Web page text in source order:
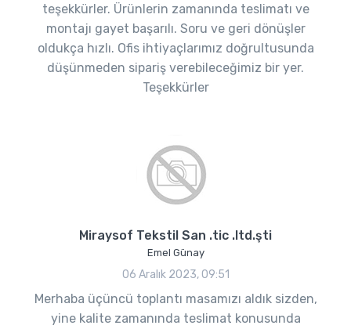
teşekkürler. Ürünlerin zamanında teslimatı ve
montajı gayet başarılı. Soru ve geri dönüşler
oldukça hızlı. Ofis ihtiyaçlarımız doğrultusunda
düşünmeden sipariş verebileceğimiz bir yer.
Teşekkürler
Miraysof Tekstil San .tic .ltd.şti
Emel Günay
06 Aralık 2023, 09:51
Merhaba üçüncü toplantı masamızı aldık sizden,
yine kalite zamanında teslimat konusunda